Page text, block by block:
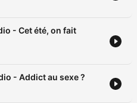
- Cet été, on fait
- Addict au sexe ?